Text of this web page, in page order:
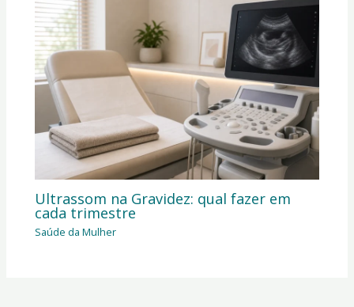
Ultrassom na Gravidez: qual fazer em
cada trimestre
Saúde da Mulher